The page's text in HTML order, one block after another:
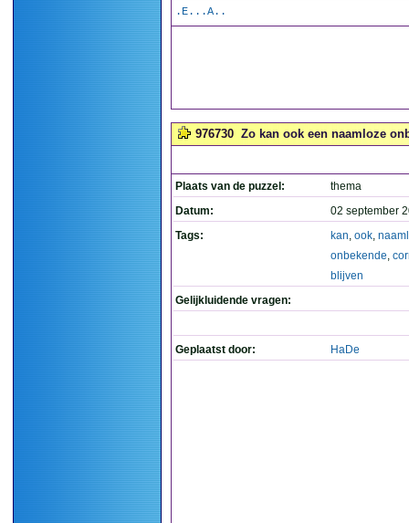
.E...A..
976730 Zo kan ook een naamloze
Plaats van de puzzel:
thema
Datum:
02 september
Tags:
kan, ook,
onbekende,
blijven
Gelijkluidende vragen:
Geplaatst door: HaDe